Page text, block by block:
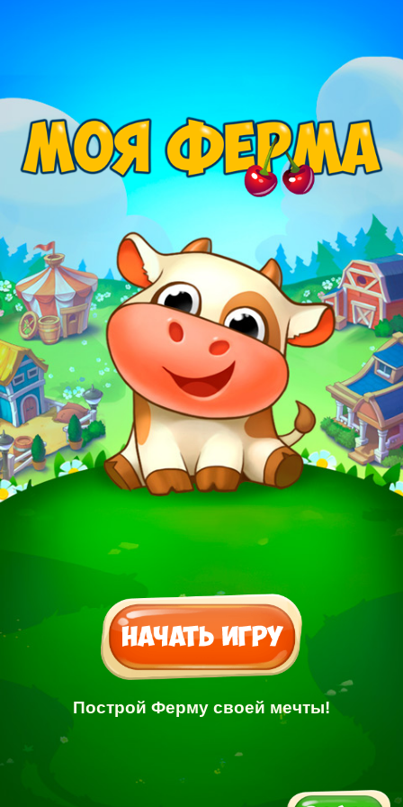
Построй Ферму своей мечты!